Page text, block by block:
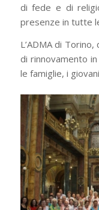
di fede e di
presenze in tutte
L’ADMA di
di rinnovamento
le famiglie, i